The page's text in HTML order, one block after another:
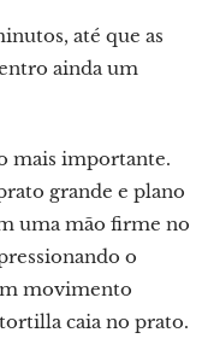
até que as
ainda um
mais importante.
grande e plano
uma mão firme no
o
movimento
caia no prato.